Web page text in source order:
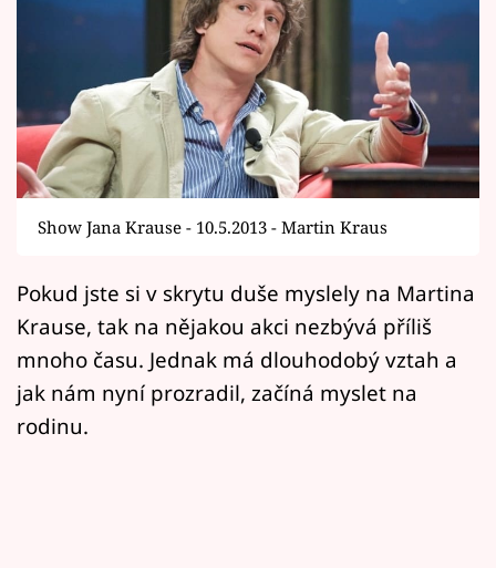
Horoskopy
Sledujte prima+
Filmový festival Karlovy Vary
Pořady
Mámy sobě
Přihlášení
Show Jana Krause - 10.5.2013 - Martin Kraus
Pokud jste si v skrytu duše myslely na Martina
Krause, tak na nějakou akci nezbývá příliš
mnoho času. Jednak má dlouhodobý vztah a
jak nám nyní prozradil, začíná myslet na
rodinu.